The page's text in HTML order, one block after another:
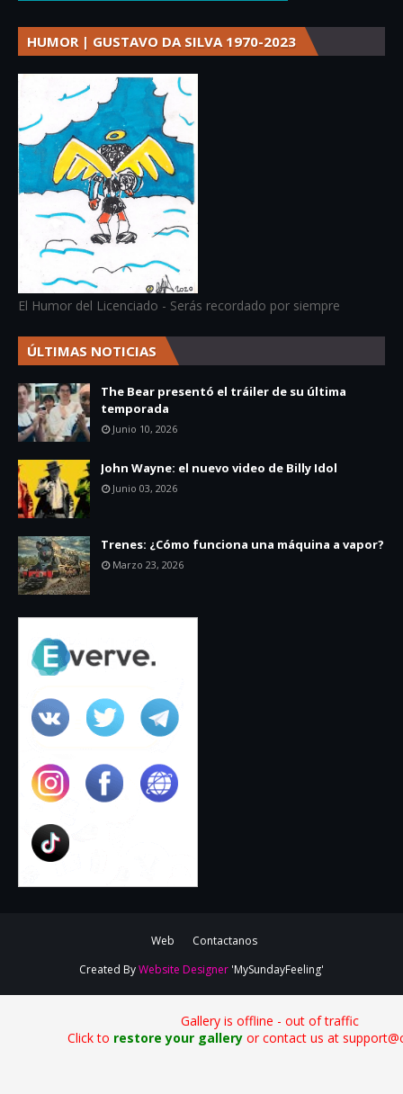
HUMOR | GUSTAVO DA SILVA 1970-2023
El Humor del Licenciado - Serás recordado por siempre
ÚLTIMAS NOTICIAS
The Bear presentó el tráiler de su última
temporada
Junio 10, 2026
John Wayne: el nuevo video de Billy Idol
Junio 03, 2026
Trenes: ¿Cómo funciona una máquina a vapor?
Marzo 23, 2026
Web
Contactanos
Created ByWebsite Designer 'MySundayFeeling'
Gallery is offline - out of traffic
Click to restore your galleryor contact us at